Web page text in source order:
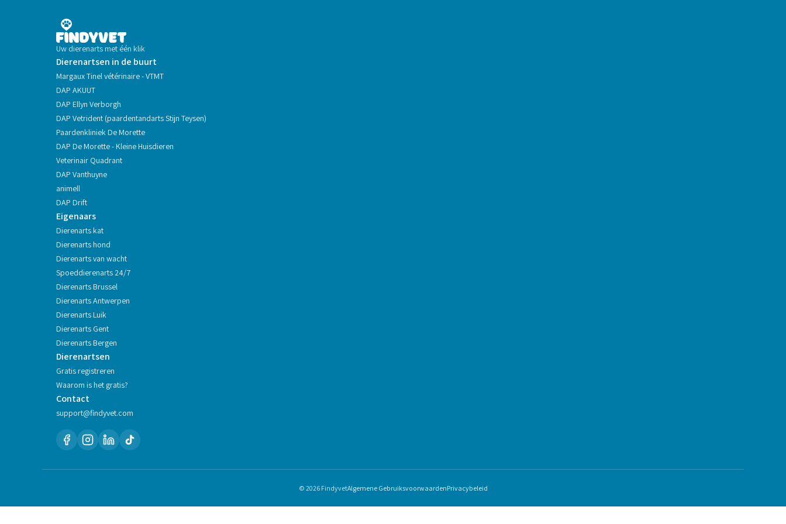
Uw dierenarts met één klik
Dierenartsen in de buurt
Margaux Tinel vétérinaire - VTMT
DAP AKUUT
DAP Ellyn Verborgh
DAP Vetrident (paardentandarts Stijn Teysen)
Paardenkliniek De Morette
DAP De Morette - Kleine Huisdieren
Veterinair Quadrant
DAP Vanthuyne
animell
DAP Drift
Eigenaars
Dierenarts kat
Dierenarts hond
Dierenarts van wacht
Spoeddierenarts 24/7
DierenartsBrussel
DierenartsAntwerpen
DierenartsLuik
Dierenarts Gent
DierenartsBergen
Dierenartsen
Gratis registreren
Waarom is het gratis?
Contact
support@findyvet.com
© 2026 FindyvetAlgemene GebruiksvoorwaardenPrivacybeleid